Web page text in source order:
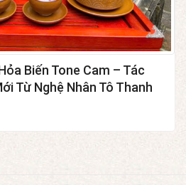
Biến Tone Cam – Tác
Từ Nghệ Nhân Tô Thanh